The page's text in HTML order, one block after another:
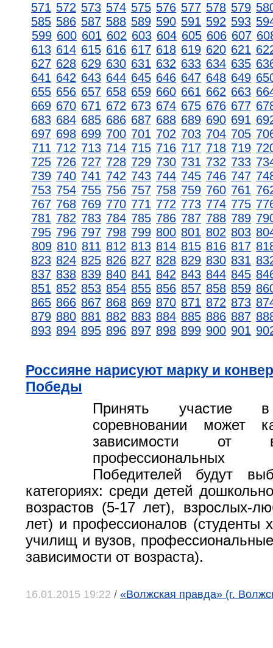
571 572 573 574 575 576 577 578 579
585 586 587 588 589 590 591 592 593
599 600 601 602 603 604 605 606 607
613 614 615 616 617 618 619 620 621
627 628 629 630 631 632 633 634 635
641 642 643 644 645 646 647 648 649
655 656 657 658 659 660 661 662 663
669 670 671 672 673 674 675 676 677
683 684 685 686 687 688 689 690 691
697 698 699 700 701 702 703 704 705
711 712 713 714 715 716 717 718 719
725 726 727 728 729 730 731 732 733
739 740 741 742 743 744 745 746 747
753 754 755 756 757 758 759 760 761
767 768 769 770 771 772 773 774 775
781 782 783 784 785 786 787 788 789
795 796 797 798 799 800 801 802 803
809 810 811 812 813 814 815 816 817
823 824 825 826 827 828 829 830 831
837 838 839 840 841 842 843 844 845
851 852 853 854 855 856 857 858 859
865 866 867 868 869 870 871 872 873
879 880 881 882 883 884 885 886 887
893 894 895 896 897 898 899 900 901
Россияне нарисуют марку и
Победы
Принять участие в
соревновании может
зависимости от
Победителей будут
категориях: среди детей
возрастов (5-17 лет), взрослых-
лет) и профессионалов (студенты
училищ и вузов,
зависимости от возраста).
16.01.2015 19:22 / «Волжская правда» (г.